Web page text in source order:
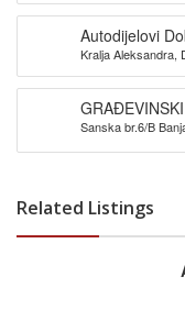
Autodijelovi
Kralja Aleksandra,
PROMET DOO
Sanska br.6/B
Related Listings